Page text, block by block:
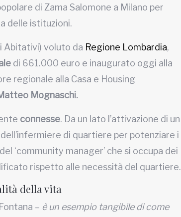
di Zama Salomone a Milano per
delle istituzioni.
Abitativi) voluto da Regione Lombardia,
di 661.000 euro e inaugurato oggi alla
regionale alla Casa e Housing
Mognaschi.
connesse. Da un lato l’attivazione di un
di quartiere per potenziare i
‘community manager’ che si occupa dei
rispetto alle necessità del quartiere.
della vita
– è un esempio tangibile di come